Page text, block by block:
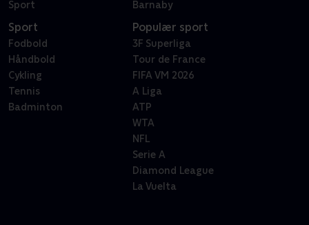
Sport
Barnaby
Sport
Fodbold
Håndbold
Cykling
Tennis
Badminton
Populær sport
3F Superliga
Tour de France
FIFA VM 2026
A Liga
ATP
WTA
NFL
Serie A
Diamond League
La Vuelta